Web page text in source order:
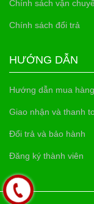
Chính sách vận
Chính sách đổi trả
HƯỚNG DẪN
Hướng dẫn mua hàng
Giao nhận và thanh
Đổi trả và bảo hành
Đăng ký thành viên